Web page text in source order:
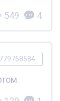
549 4